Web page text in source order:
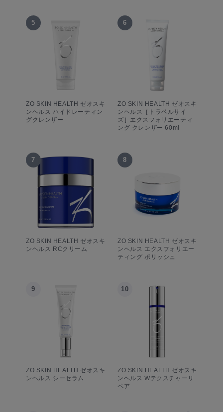
5
ZO SKIN HEALTH ゼオスキ
ンヘルス ハイドレーティン
グクレンザー
6
ZO SKIN HEALTH ゼオスキ
ンヘルス［トラベルサイ
ズ］エクスフォリエーティ
ング クレンザー 60ml
7
ZO SKIN HEALTH ゼオスキ
ンヘルス RCクリーム
8
ZO SKIN HEALTH ゼオスキ
ンヘルス エクスフォリエー
ティング ポリッシュ
9
ZO SKIN HEALTH ゼオスキ
ンヘルス シーセラム
10
ZO SKIN HEALTH ゼオスキ
ンヘルス Wテクスチャーリ
ペア